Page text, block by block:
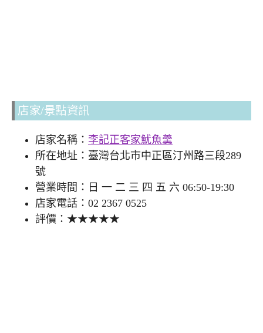
店家/景點資訊
店家名稱： 李記正客家魷魚羹
所在地址：臺灣台北市中正區汀州路三段289
號
營業時間：日 一 二 三 四 五 六 06:50-19:30
店家電話：02 2367 0525
評價：★★★★★